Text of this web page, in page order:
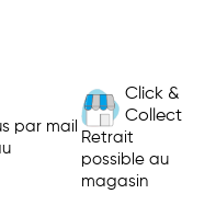
par mail
Click &
Collect
Retrait
possible au
magasin